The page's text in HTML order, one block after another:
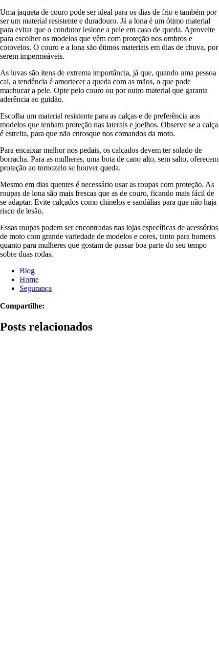
Uma jaqueta de couro pode ser ideal para os dias de frio e também por
ser um material resistente e duradouro. Já a lona é um ótimo material
para evitar que o condutor lesione a pele em caso de queda. Aproveite
para escolher os modelos que vêm com proteção nos ombros e
cotovelos. O couro e a lona são ótimos materiais em dias de chuva, por
serem impermeáveis.
As luvas são itens de extrema importância, já que, quando uma pessoa
cai, a tendência é amortecer a queda com as mãos, o que pode
machucar a pele. Opte pelo couro ou por outro material que garanta
aderência ao guidão.
Escolha um material resistente para as calças e de preferência aos
modelos que tenham proteção nas laterais e joelhos. Observe se a calça
é estreita, para que não enrosque nos comandos da moto.
Para encaixar melhor nos pedais, os calçados devem ter solado de
borracha. Para as mulheres, uma bota de cano alto, sem salto, oferecem
proteção ao tornozelo se houver queda.
Mesmo em dias quentes é necessário usar as roupas com proteção. As
roupas de lona são mais frescas que as de couro, ficando mais fácil de
se adaptar. Evite calçados como chinelos e sandálias para que não haja
risco de lesão.
Essas roupas podem ser encontradas nas lojas específicas de acessórios
de moto com grande variedade de modelos e cores, tanto para homens
quanto para mulheres que gostam de passar boa parte do seu tempo
sobre duas rodas.
Blog
Home
Segurança
Compartilhe:
Posts relacionados